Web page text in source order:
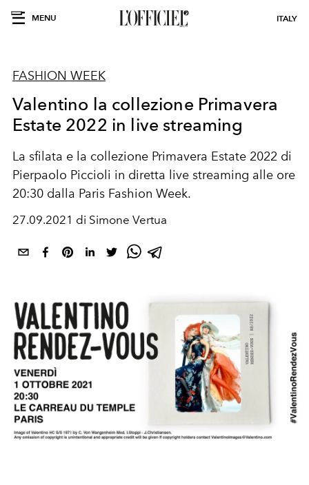
MENU ITALY
FASHION WEEK
Valentino la collezione Primavera
Estate 2022 in live streaming
La sfilata e la collezione Primavera Estate 2022 di
Pierpaolo Piccioli in diretta live streaming alle ore
20:30 dalla Paris Fashion Week.
27.09.2021 di Simone Vertua